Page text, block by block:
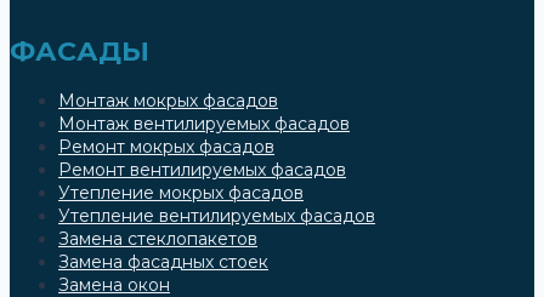
ФАСАДЫ
Монтаж мокрых фасадов
Монтаж вентилируемых фасадов
Ремонт мокрых фасадов
Ремонт вентилируемых фасадов
Утепление мокрых фасадов
Утепление вентилируемых фасадов
Замена стеклопакетов
Замена фасадных стоек
Замена окон